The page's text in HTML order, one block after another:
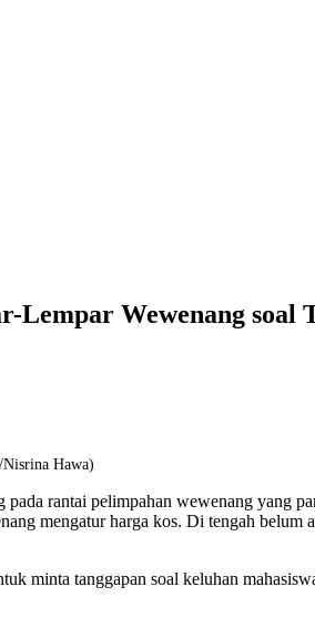
Lempar Wewenang soal
Hawa)
rantai pelimpahan wewenang yang
mengatur harga kos. Di tengah belum
minta tanggapan soal keluhan